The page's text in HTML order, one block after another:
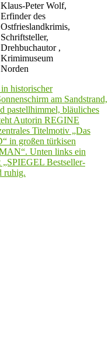
Klaus-Peter Wolf,
Erfinder des
Ostfrieslandkrimis,
Schriftsteller,
Drehbuchautor ,
Krimimuseum
Norden